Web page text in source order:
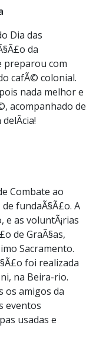
Dia das
da
preparou com
cafÃ© colonial.
nada melhor e
acompanhado de
Combate ao
fundaÃ§Ã£o. A
e as voluntÃ¡rias
de GraÃ§as,
Sacramento.
foi realizada
na Beira-rio.
os amigos da
eventos
usadas e